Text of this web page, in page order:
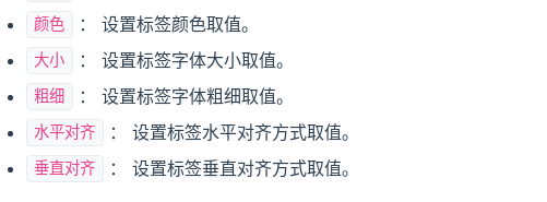
颜色 ： 设置标签颜色取值。
大小 ： 设置标签字体大小取值。
粗细 ： 设置标签字体粗细取值。
水平对齐 ： 设置标签水平对齐方式取值。
垂直对齐 ： 设置标签垂直对齐方式取值。